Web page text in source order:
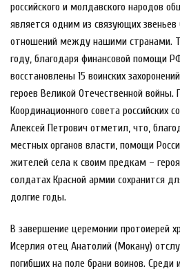
российского и молдавского народов
является одним из связующих
отношений между нашими странами.
году, благодаря финансовой помощи
восстановлены 15 воинских
героев Великой Отечественной войны.
Координационного совета российских
Алексей Петрович отметил, что,
местных органов власти, помощи
жителей села к своим предкам –
солдатах Красной армии сохранится
долгие годы.
В завершение церемонии протоиерей
Исерлия отец Анатолий (Мокану)
погибших на поле брани воинов. Среди